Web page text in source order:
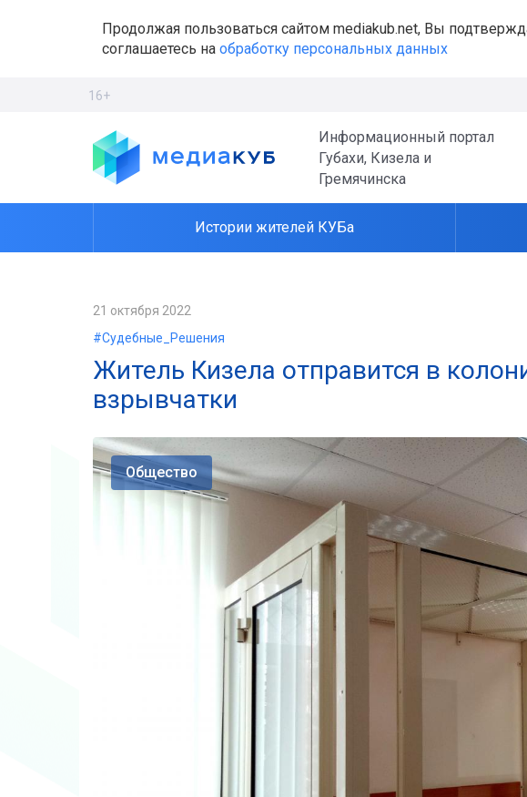
Продолжая пользоваться сайтом mediakub.net, Вы
соглашаетесь на обработку персональных данных
16+
Информационный портал
Губахи, Кизела и
Гремячинска
Истории жителей КУБа
21 октября 2022
#Судебные_Решения
Житель Кизела отправится в
взрывчатки
Общество